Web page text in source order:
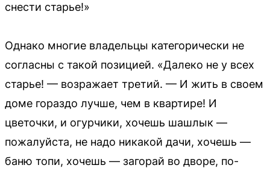
снести старье!»
Однако многие владельцы категорически не
согласны с такой позицией. «Далеко не у всех
старье! — возражает третий. — И жить в своем
доме гораздо лучше, чем в квартире! И
цветочки, и огурчики, хочешь шашлык —
пожалуйста, не надо никакой дачи, хочешь —
баню топи, хочешь — загорай во дворе, по-